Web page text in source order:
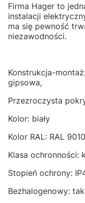
Firma Hager to
instalacji
ma się pewność
niezawodności.
Konstrukcja-
gipsowa,
Przezroczysta
Kolor: biały
Kolor RAL: RAL 9010
Klasa ochronności:
Stopień ochrony:
Bezhalogenowy: tak